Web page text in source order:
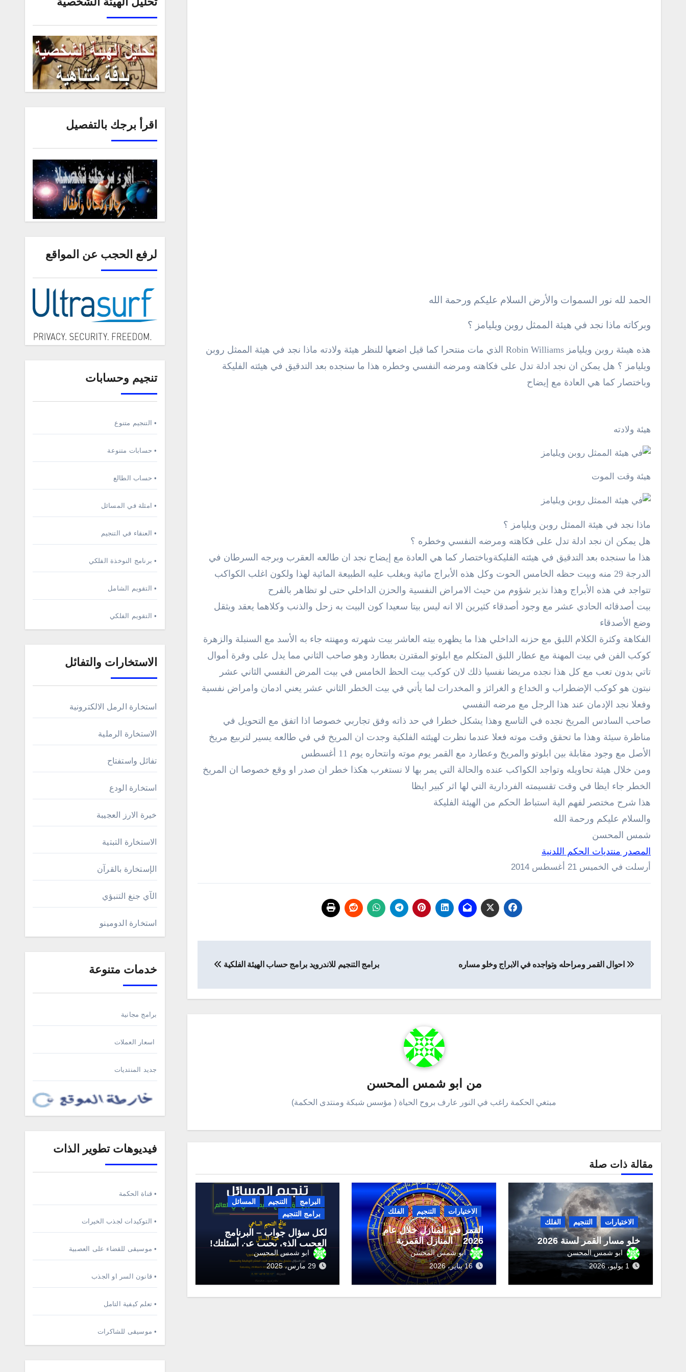
الحمد لله نور السموات والأرض السلام عليكم ورحمة الله
وبركاته ماذا نجد في هيئة الممثل روبن ويليامز ؟
هذه هيىئة روبن ويليامز Robin Williams الذي مات منتحرا كما قيل اضعها للنظر هيئة ولادته ماذا نجد في هيئة الممثل روبن
ويليامز ؟ هل يمكن ان نجد ادلة تدل على فكاهته ومرضه النفسي وخطره هذا ما سنجده بعد التدقيق في هيئته الفليكة
وباختصار كما هي العادة مع إيضاح
هيئة ولادته
هيئة وقت الموت
ماذا نجد في هيئة الممثل روبن ويليامز ؟
هل يمكن ان نجد ادلة تدل على فكاهته ومرضه النفسي وخطره ؟
هذا ما سنجده بعد التدقيق في هيئته الفليكةوباختصار كما هي العادة مع إيضاح نجد ان طالعه العقرب وبرجه السرطان في
الدرجة 29 منه وبيت حظه الخامس الحوت
وكل هذه الأبراج مائية ويغلب عليه الطبيعة المائية لهذا ولكون اغلب الكواكب
تتواجد في هذه الأبراج وهذا نذير شؤوم من حيث الامراض النفسية والحزن الداخلي حتى لو تظاهر بالفرح
بيت أصدقائه الحادي عشر مع وجود أصدقاء كثيرين الا انه ليس بيتا سعيدا كون البيت به زحل والذنب وكلاهما يعقد ويثقل
وضع الأصدقاء
الفكاهة وكثرة الكلام اللبق مع حزنه الداخلي هذا ما يظهره بيته العاشر بيت شهرته ومهنته جاء به الأسد مع السنبلة والزهرة
كوكب الفن في بيت المهنة مع عطار اللبق المتكلم مع ابلوتو المقترن بعطارد وهو صاحب الثاني مما يدل على وفرة أموال
تاتي بدون تعب مع كل هذا نجده مريضا نفسيا ذلك لان كوكب بيت الحظ الخامس في بيت المرض النفسي الثاني عشر
نبتون هو كوكب الإضطراب و الخداع و الغرائز و المخدرات لما يأتي في بيت الخطر الثاني عشر يعني ادمان وامراض نفسية
وفعلا نجد الإدمان عند هذا الرجل مع مرضه النفسي
صاحب السادس المريخ نجده في التاسع وهذا يشكل خطرا في حد ذاته وفق تجاربي خصوصا اذا اتفق مع التحويل في
مناظرة سيئة وهذا ما تحقق وقت موته فعلا عندما نظرت لهيئته الفلكية وجدت ان المريخ في في طالعه يسير لتربيع مريخ
الأصل مع وجود مقابلة بين ابلوتو والمريخ وعطارد مع القمر يوم موته وانتحاره يوم 11 أغسطس
ومن خلال هيئة تحاويله وتواجد الكواكب عنده والحالة التي يمر بها لا نستغرب هكذا خطر ان صدر او وقع خصوصا ان المريخ
الخطر جاء ايظا في وقت تقسيمته الفردارية التي لها اثر كبير ايظا
هذا شرح مختصر لفهم الية استباط الحكم من الهيئة الفليكة
والسلام عليكم ورحمة الله
شمس المحسن
المصدر منتديات الحكم اللدنية
أرسلت في الخميس 21 أغسطس 2014
المقالات
احوال القمر ومراحله وتواجده في الابراج وخلو مساره برامج التنجيم للاندرويد برامج حساب الهيئة الفلكية
من ابو شمس المحسن
مبتغي الحكمة راغب في النور عارف بروح الحياة ( مؤسس شبكة ومنتدى الحكمة)
مقالة ذات صلة
الاختيارات التنجيم الفلك
خلو مسار القمر لسنة 2026
ابو شمس المحسن
1 يوليو، 2026
الاختيارات التنجيم الفلك
القمر في المنازل خلال عام
2026 _ المنازل القمرية
ابو شمس المحسن
16 يناير، 2026
البرامج التنجيم
المسائل
برامج التنجيم
لكل سؤال جواب – البرنامج
العجيب الذي يجيب عن أسئلتك!
ابو شمس المحسن
29 مارس، 2025
اقرأ برجك بالتفصيل
لرفع الحجب عن المواقع
تنجيم وحسابات
• التنجيم متنوع
• حسابات متنوعة
• حساب الطالع
• امثلة في المسائل
• العنقاء في التنجيم
• برنامج النوخذة الفلكي
• التقويم الشامل
• التقويم الفلكي
الاستخارات والتفائل
استخارة الرمل الالكترونية
الاستخارة الرملية
تفائل واستفتاح
استخارة الودع
خيرة الارز العجيبة
الاستخارة التبتية
الإستخارة بالقرآن
الآي جنغ التنبؤي
استخارة الدومينو
خدمات متنوعة
برامج مجانية
اسعار العملات
جديد المنتديات
فيديوهات تطوير الذات
• قناة الحكمة
• التوكيدات لجذب الخيرات
• موسيقى للقضاء على العصبية
• قانون السر او الجذب
• تعلم كيفية التامل
• موسيقى للشاكرات